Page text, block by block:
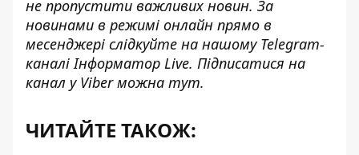
не пропустити важливих новин. За
новинами в режимі онлайн прямо в
месенджері слідкуйте на нашому Telegram-
каналіІнформатор Live. Підписатися на
канал у Viber можна тут.
ЧИТАЙТЕ ТАКОЖ: